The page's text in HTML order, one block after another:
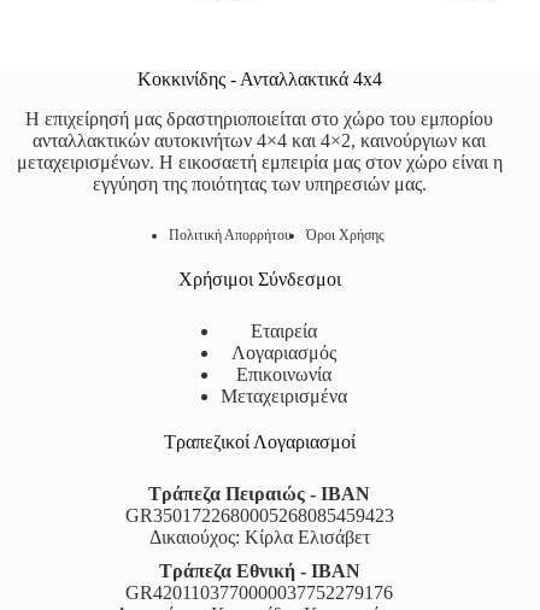
Κοκκινίδης - Ανταλλακτικά 4x4
Η επιχείρησή μας δραστηριοποιείται στο χώρο του εμπορίου
ανταλλακτικών αυτοκινήτων 4×4 και 4×2, καινούργιων και
μεταχειρισμένων. Η εικοσαετή εμπειρία μας στον χώρο είναι η
εγγύηση της ποιότητας των υπηρεσιών μας.
Πολιτική Απορρήτου Όροι Χρήσης
Χρήσιμοι Σύνδεσμοι
Εταιρεία
Λογαριασμός
Επικοινωνία
Μεταχειρισμένα
Τραπεζικοί Λογαριασμοί
Τράπεζα Πειραιώς - IBAN
GR3501722680005268085459423
Δικαιούχος: Κίρλα Ελισάβετ
Τράπεζα Εθνική - IBAN
GR4201103770000037752279176